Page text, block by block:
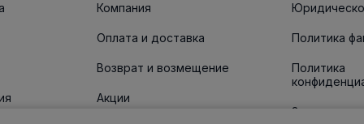
Компания
Оплата и доставка
Возврат и возмещение
Акции
Политика
Политика
Заявление